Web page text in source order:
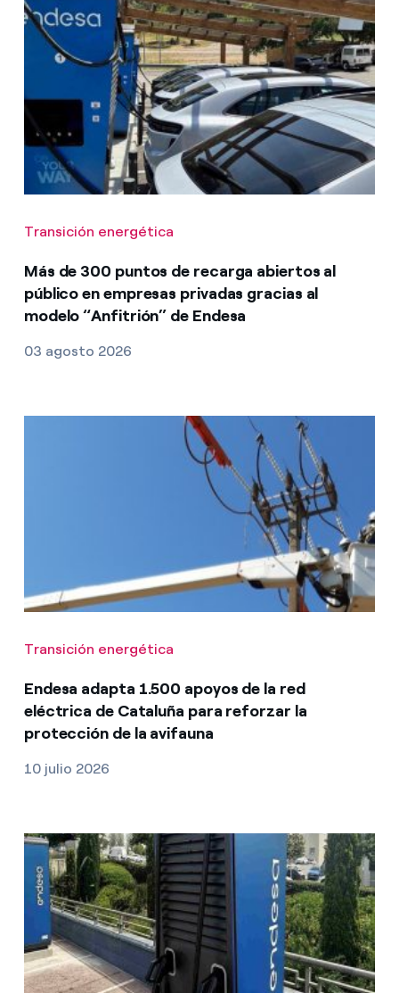
Transición energética
Más de 300 puntos de recarga abiertos al
público en empresas privadas gracias al
modelo “Anfitrión” de Endesa
03 agosto 2026
Transición energética
Endesa adapta 1.500 apoyos de la red
eléctrica de Cataluña para reforzar la
protección de la avifauna
10 julio 2026